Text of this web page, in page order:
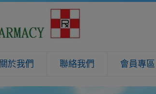
關於我們 聯絡我們 會員專區